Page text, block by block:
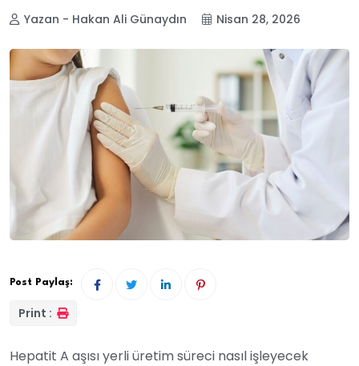
Yazan - Hakan Ali Günaydın Nisan 28, 2026
Post Paylaş:
Print :
Hepatit A aşısı yerli üretim süreci nasıl işleyecek